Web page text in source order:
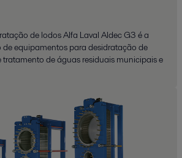
de lodos Alfa Laval Aldec G3 é a
de equipamentos para desidratação de
tratamento de águas residuais municipais e